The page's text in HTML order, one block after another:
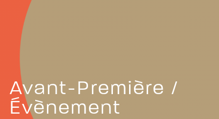
Avant-Première /
Évènement